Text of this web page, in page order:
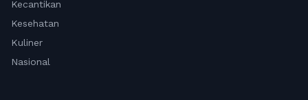
Kecantikan
Kesehatan
Kuliner
Nasional